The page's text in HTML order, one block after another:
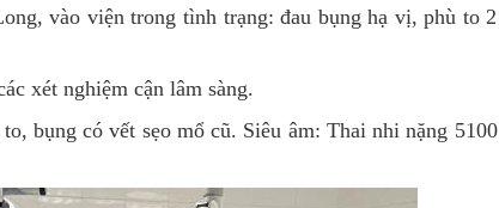
phẩm
toán
vào viện trong tình trạng: đau bụng hạ vị, phù to 2
xét nghiệm cận lâm sàng.
bụng có vết sẹo mổ cũ. Siêu âm: Thai nhi nặng 5100